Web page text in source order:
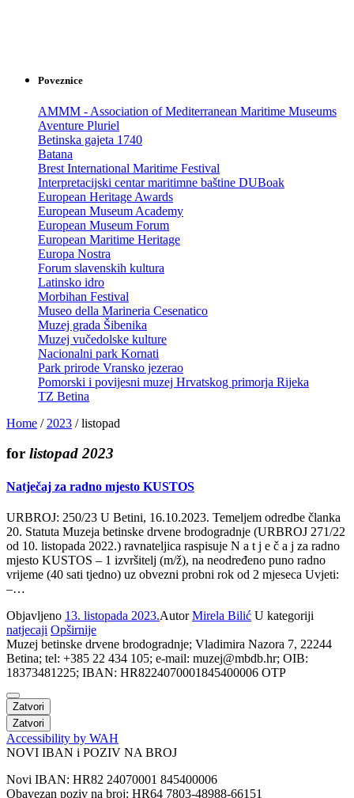
Poveznice
AMMM - Association of Mediterranean Maritime Museums
Aventure Pluriel
Betinska gajeta 1740
Batana
Brest International Maritime Festival
Interpretacijski centar maritimne baštine DUBoak
European Heritage Awards
European Museum Academy
European Museum Forum
European Maritime Heritage
Europa Nostra
Forum slavenskih kultura
Latinsko idro
Morbihan Festival
Museo della Marineria Cesenatico
Muzej grada Šibenika
Muzej vučedolske kulture
Nacionalni park Kornati
Park prirode Vransko jezerao
Pomorski i povijesni muzej Hrvatskog primorja Rijeka
TZ Betina
Home / 2023 /listopad
for listopad 2023
Natječaj za radno mjesto KUSTOS
URBROJ: 250/23 U Betini, 16.10.2023. Temeljem odredbe članka
20. Statuta Muzeja betinske drvene brodogradnje (URBROJ 271/22
od 10. listopada 2022.) ravnateljica raspisuje N a t j e č a j za radno
mjesto KUSTOS – 1 izvršitelj (m/ž), na neodređeno puno radno
vrijeme (40 sati tjedno) uz obvezni probni rok od 2 mjeseca Uvjeti:
–…
Objavljeno 13. listopada 2023.AutorMirela Bilić U kategoriji
natjecaji Opširnije
Muzej betinske drvene brodogradnje; Vladimira Nazora 7, 22244
Betina; tel: +385 22 434 105; e-mail: muzej@mbdb.hr; OIB:
18373481225; IBAN: HR8224070001845400006 OTP
Zatvori
Zatvori
Accessibility by WAH
NOVI IBAN i POZIV NA BROJ
Novi IBAN: HR82 24070001 845400006
Obavezan poziv na broj: HR64 7803-48988-66151